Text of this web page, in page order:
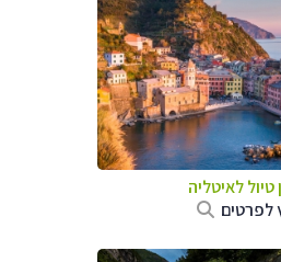
טיול לאיטליה
לפרטים